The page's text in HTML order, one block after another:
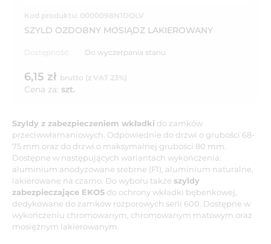
Kod produktu: 0000098N1DOLV
SZYLD OZDOBNY MOSIĄDZ LAKIEROWANY
Dostępność: Do wyczerpania stanu
6,15 zł brutto (z VAT 23%)
Cena za: szt.
Szyldy z zabezpieczeniem wkładki do zamków
przeciwwłamaniowych. Odpowiednie do drzwi o grubości 68-
75 mm oraz do drzwi o maksymalnej grubości 80 mm.
Dostępne w następujących wariantach wykończenia:
aluminium anodyzowane srebrne (F1), aluminium naturalne,
lakierowane na czarno. Do wyboru także szyldy
zabezpieczające EKOS do ochrony wkładki bębenkowej,
dedykowane do zamków rozporowych serii 600. Dostępne w
wykończeniu chromowanym, chromowanym matowym oraz
mosiężnym lakierowanym.